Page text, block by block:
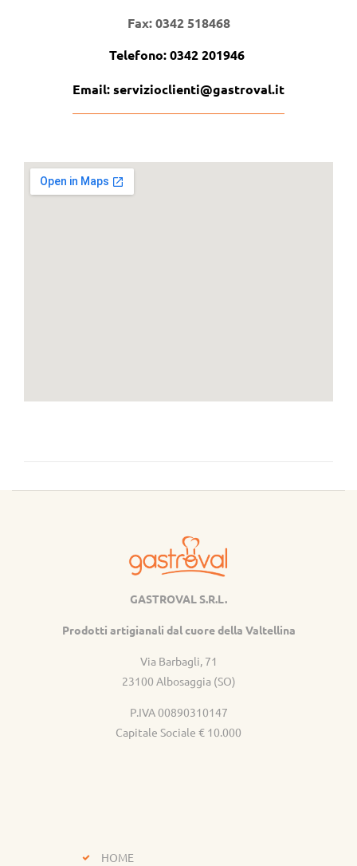
Fax: 0342 518468
Telefono:0342 201946
Email:servizioclienti@gastroval.it
GASTROVAL S.R.L.
Prodotti artigianali dal cuore della Valtellina
Via Barbagli, 71
23100 Albosaggia (SO)
P.IVA 00890310147
Capitale Sociale € 10.000
HOME